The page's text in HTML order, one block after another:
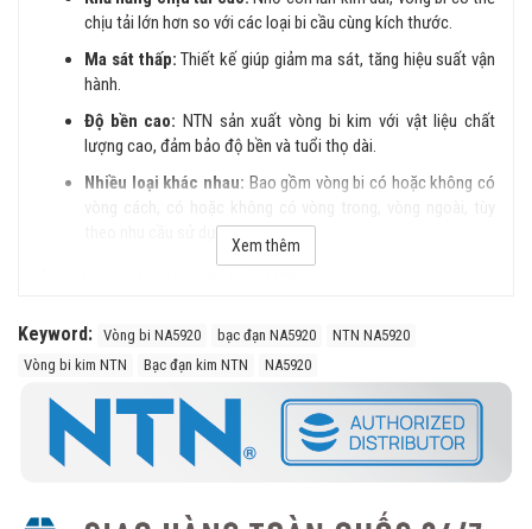
chịu tải lớn hơn so với các loại bi cầu cùng kích thước.
Ma sát thấp: Thiết kế giúp giảm ma sát, tăng hiệu suất vận
hành.
Độ bền cao: NTN sản xuất vòng bi kim với vật liệu chất
lượng cao, đảm bảo độ bền và tuổi thọ dài.
Nhiều loại khác nhau: Bao gồm vòng bi có hoặc không có
theo nhu cầu sử dụng.
Ngành dệt may, công nghiệp chế biến thực phẩm
Máy công cụ, thiết bị cơ khí chính xác
Mua vòng bi kim NTN chính hãng ở đâu?
Trên thị trường vòng bi bạc đạn NTN bị làm giả rất nhiều, để lựa
Xem thêm
Keyword: Vòng bi NA5920 bạc đạn NA5920
NTN NA5920
Vòng bi kim NTN
Bạc đạn kim NTN NA5920